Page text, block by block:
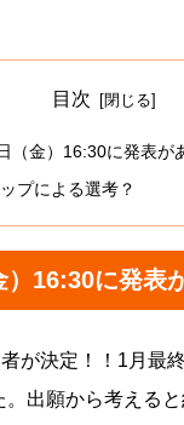
目次
（金）16:30に発表が
プによる選考？
16:30に発表
が決定！！1月最
。出願から考える